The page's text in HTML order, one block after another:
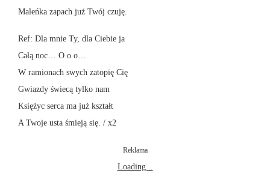
Maleńka zapach już Twój czuję.
Ref: Dla mnie Ty, dla Ciebie ja
Całą noc… O o o…
W ramionach swych zatopię Cię
Gwiazdy świecą tylko nam
Księżyc serca ma już kształt
A Twoje usta śmieją się. / x2
Reklama
Loading...